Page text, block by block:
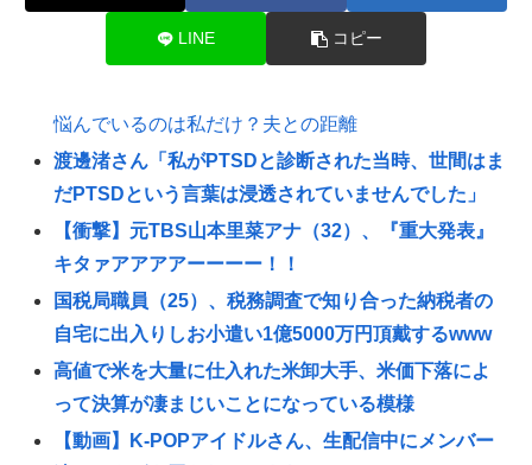
LINE コピー
悩んでいるのは私だけ？夫との距離
渡邊渚さん「私がPTSDと診断された当時、世間はま
だPTSDという言葉は浸透されていませんでした」
【衝撃】元TBS山本里菜アナ（32）、『重大発表』
キタァアアアアーーーー！！
国税局職員（25）、税務調査で知り合った納税者の
自宅に出入りしお小遣い1億5000万円頂戴するwww
高値で米を大量に仕入れた米卸大手、米価下落によ
って決算が凄まじいことになっている模様
【動画】K-POPアイドルさん、生配信中にメンバー